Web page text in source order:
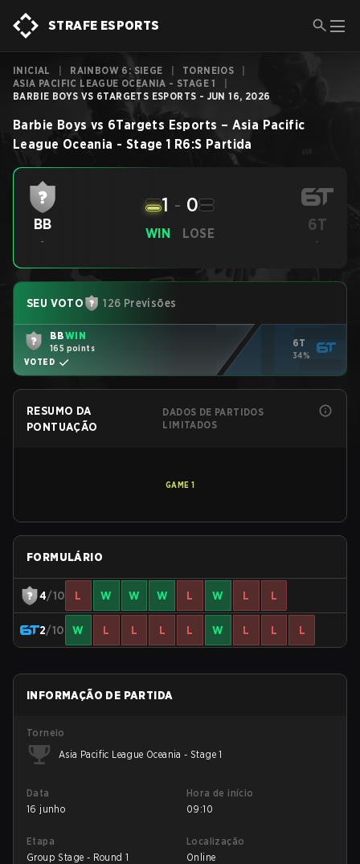
STRAFE ESPORTS
INICIAL RAINBOW 6: SIEGE TORNEIOS
ASIA PACIFIC LEAGUE OCEANIA - STAGE 1
BARBIE BOYS VS 6TARGETS ESPORTS - JUN 16, 2026
Barbie Boys vs 6Targets Esports – Asia Pacific
League Oceania - Stage 1 R6:S Partida
BB
-
WIN
1 - 0
LOSE 6T
-
SEU VOTO 126 Previsões
BBWIN
165 points
VOTED
6T
34%
RESUMO DA
PONTUAÇÃO
DADOS DE PARTIDOS
LIMITADOS
GAME 1
FORMULÁRIO
4/10 L W W W L W L L
2/10 W L L L L W L L L
INFORMAÇÃO DE PARTIDA
Torneio
Asia Pacific League Oceania - Stage 1
Data
16 junho
Hora de início
09:10
Etapa
Group Stage - Round 1
Localização
Online